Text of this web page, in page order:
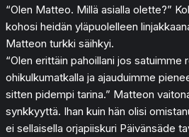
“Olen Matteo. Millä asialla olette?”
kohosi heidän yläpuolelleen
Matteon turkki säihkyi.
“Olen erittäin pahoillani jos satuimme
ohikulkumatkalla ja ajauduimme
sitten pidempi tarina.” Matteon
synkkyyttä. Ihan kuin hän olisi
ei sellaisella orjapiiskuri Päivänsäde